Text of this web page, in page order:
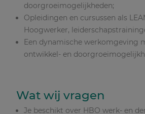
doorgroeimogelijkheden;
Opleidingen en cursussen als
Hoogwerker,
Een dynamische werkomgeving
ontwikkel- en
Wat wij vragen
Je beschikt over HBO werk- en